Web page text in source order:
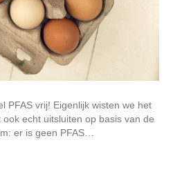
PFAS vrij! Eigenlijk wisten we het
echt uitsluiten op basis van de
er is geen PFAS…